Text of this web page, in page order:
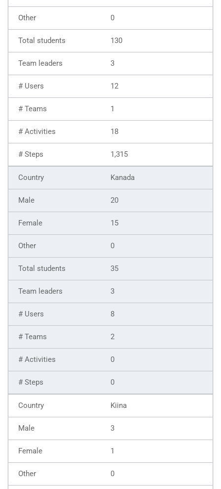
0
130
3
12
1
18
1,315
Kanada
20
15
0
35
3
8
2
0
0
Kiina
3
1
0